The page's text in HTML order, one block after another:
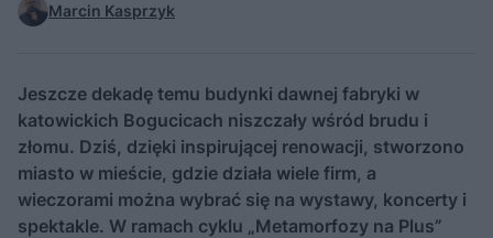
Marcin Kasprzyk
Jeszcze dekadę temu budynki dawnej fabryki w
katowickich Bogucicach niszczały wśród brudu i
złomu. Dziś, dzięki inspirującej renowacji, stworzono
miasto w mieście, gdzie działa wiele firm, a
wieczorami można wybrać się na wystawy, koncerty i
spektakle. W ramach cyklu „Metamorfozy na Plus”